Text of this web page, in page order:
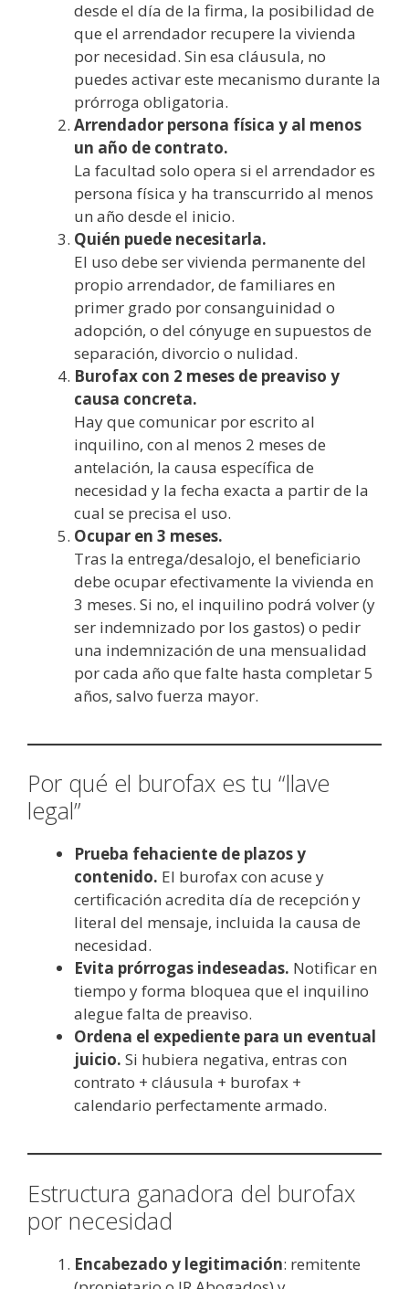
desde el día de la firma, la posibilidad de
que el arrendador recupere la vivienda
por necesidad. Sin esa cláusula, no
puedes activar este mecanismo durante la
prórroga obligatoria.
Arrendador persona física y al menos
un año de contrato.
La facultad solo opera si el arrendador es
persona física y ha transcurrido al menos
un año desde el inicio.
Quién puede necesitarla.
El uso debe ser vivienda permanente del
propio arrendador, de familiares en
primer grado por consanguinidad o
adopción, o del cónyuge en supuestos de
separación, divorcio o nulidad.
Burofax con 2 meses de preaviso y
causa concreta.
Hay que comunicar por escrito al
inquilino, con al menos 2 meses de
antelación, la causa específica de
necesidad y la fecha exacta a partir de la
cual se precisa el uso.
Ocupar en 3 meses.
Tras la entrega/desalojo, el beneficiario
debe ocupar efectivamente la vivienda en
3 meses. Si no, el inquilino podrá volver (y
ser indemnizado por los gastos) o pedir
una indemnización de una mensualidad
por cada año que falte hasta completar 5
años, salvo fuerza mayor.
Por qué el burofax es tu “llave
legal”
Prueba fehaciente de plazos y
contenido. El burofax con acuse y
certificación acredita día de recepción y
literal del mensaje, incluida la causa de
necesidad.
Evita prórrogas indeseadas. Notificar en
tiempo y forma bloquea que el inquilino
alegue falta de preaviso.
Ordena el expediente para un eventual
juicio. Si hubiera negativa, entras con
contrato + cláusula + burofax +
calendario perfectamente armado.
Estructura ganadora del burofax
por necesidad
Encabezado y legitimación: remitente